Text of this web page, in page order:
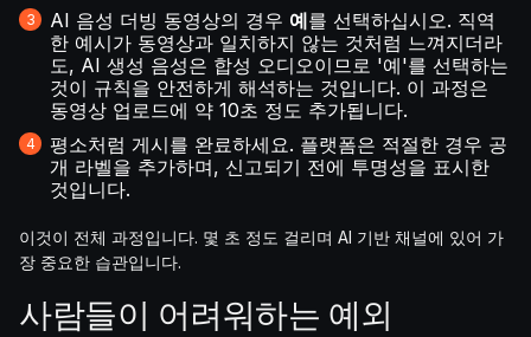
AI 음성 더빙 동영상의 경우 예를 선택하십시오. 직역
한 예시가 동영상과 일치하지 않는 것처럼 느껴지더라
도, AI 생성 음성은 합성 오디오이므로 '예'를 선택하는
것이 규칙을 안전하게 해석하는 것입니다. 이 과정은
동영상 업로드에 약 10초 정도 추가됩니다.
평소처럼 게시를 완료하세요. 플랫폼은 적절한 경우 공
개 라벨을 추가하며, 신고되기 전에 투명성을 표시한
것입니다.
이것이 전체 과정입니다. 몇 초 정도 걸리며 AI 기반 채널에 있어 가
장 중요한 습관입니다.
사람들이 어려워하는 예외